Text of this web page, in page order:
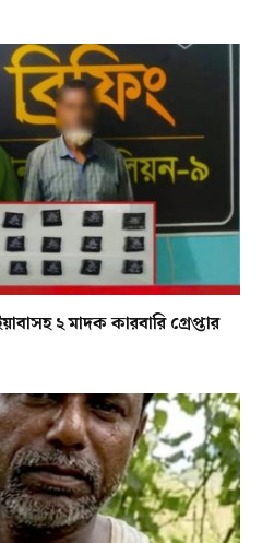
২ মাদক কারবারি গ্রেপ্তার